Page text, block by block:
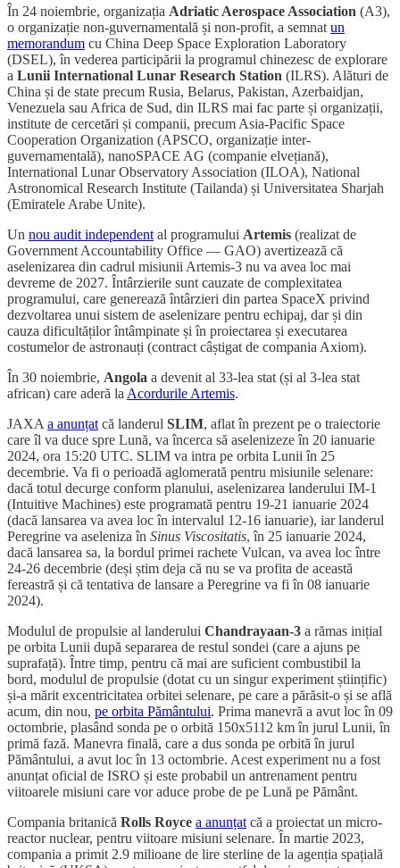
În 24 noiembrie, organizația Adriatic Aerospace Association (A3),
o organizație non-guvernamentală și non-profit, a semnat un
memorandum cu China Deep Space Exploration Laboratory
(DSEL), în vederea participării la programul chinezesc de explorare
a Lunii International Lunar Research Station (ILRS). Alături de
China și de state precum Rusia, Belarus, Pakistan, Azerbaidjan,
Venezuela sau Africa de Sud, din ILRS mai fac parte și organizații,
institute de cercetări și companii, precum Asia-Pacific Space
Cooperation Organization (APSCO, organizație inter-
guvernamentală), nanoSPACE AG (companie elvețiană),
International Lunar Observatory Association (ILOA), National
Astronomical Research Institute (Tailanda) și Universitatea Sharjah
(Emiratele Arabe Unite).
Un nou audit independent al programului Artemis (realizat de
Government Accountability Office — GAO) avertizează că
aselenizarea din cadrul misiunii Artemis-3 nu va avea loc mai
devreme de 2027. Întârzierile sunt cauzate de complexitatea
programului, care generează întârzieri din partea SpaceX privind
dezvoltarea unui sistem de aselenizare pentru echipaj, dar și din
cauza dificultăților întâmpinate și în proiectarea și executarea
costumelor de astronauți (contract câștigat de compania Axiom).
În 30 noiembrie, Angola a devenit al 33-lea stat (și al 3-lea stat
african) care aderă la Acordurile Artemis.
JAXA a anunțat că landerul SLIM, aflat în prezent pe o traiectorie
care îl va duce spre Lună, va încerca să aselenizeze în 20 ianuarie
2024, ora 15:20 UTC. SLIM va intra pe orbita Lunii în 25
decembrie. Va fi o perioadă aglomerată pentru misiunile selenare:
dacă totul decurge conform planului, aselenizarea landerului IM-1
(Intuitive Machines) este programată pentru 19-21 ianuarie 2024
(dacă lansarea va avea loc în intervalul 12-16 ianuarie), iar landerul
Peregrine va aseleniza în Sinus Viscositatis, în 25 ianuarie 2024,
dacă lansarea sa, la bordul primei rachete Vulcan, va avea loc între
24-26 decembrie (deși știm deja că nu se va profita de această
fereastră și că tentativa de lansare a Peregrine va fi în 08 ianuarie
2024).
Modulul de propulsie al landerului Chandrayaan-3 a rămas inițial
pe orbita Lunii după separarea de restul sondei (care a ajuns pe
suprafață). Între timp, pentru că mai are suficient combustibil la
bord, modulul de propulsie (dotat cu un singur experiment științific)
și-a mărit excentricitatea orbitei selenare, pe care a părăsit-o și se află
acum, din nou, pe orbita Pământului. Prima manevră a avut loc în 09
octombrie, plasând sonda pe o orbită 150x5112 km în jurul Lunii, în
primă fază. Manevra finală, care a dus sonda pe orbită în jurul
Pământului, a avut loc în 13 octombrie. Acest experiment nu a fost
anunțat oficial de ISRO și este probabil un antrenament pentru
viitoarele misiuni care vor aduce probe de pe Lună pe Pământ.
Compania britanică Rolls Royce a anunțat că a proiectat un micro-
reactor nuclear, pentru viitoare misiuni selenare. În martie 2023,
compania a primit 2.9 milioane de lire sterline de la agenția spațială